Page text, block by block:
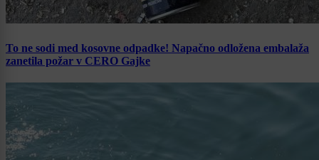
To ne sodi med kosovne odpadke! Napačno odložena embalaža
zanetila požar v CERO Gajke